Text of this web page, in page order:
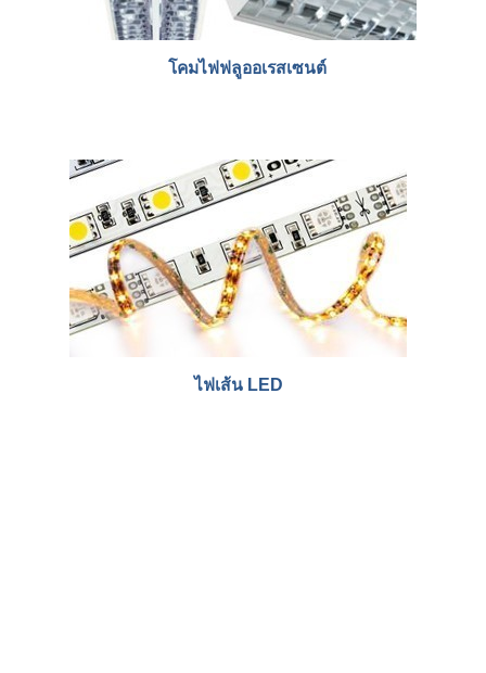
โคมไฟฟลูออเรสเซนต์
ไฟเส้น LED